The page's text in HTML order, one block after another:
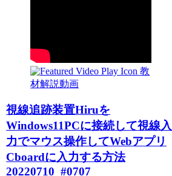
教
材解説動画
視線追跡装置Hiruを
Windows11PCに接続して視線入
力でマウス操作してWebアプリ
Cboardに入力する方法
20220710_#0707